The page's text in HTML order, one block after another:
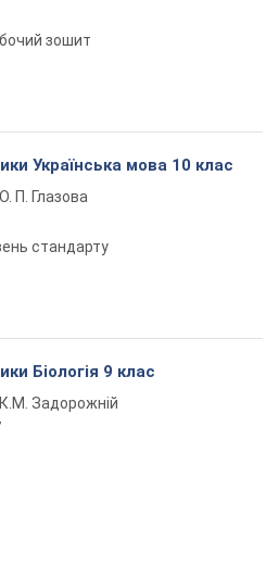
зошит
Українська мова 10 клас
О. П. Глазова
стандарту
Біологія 9 клас
К.М. Задорожній